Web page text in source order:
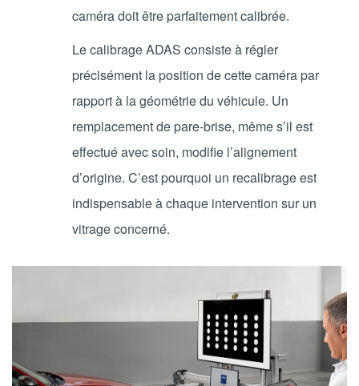
caméra doit être parfaitement calibrée.
Le calibrage ADAS consiste à régler
précisément la position de cette caméra par
rapport à la géométrie du véhicule. Un
remplacement de pare-brise, même s’il est
effectué avec soin, modifie l’alignement
d’origine. C’est pourquoi un recalibrage est
indispensable à chaque intervention sur un
vitrage concerné.